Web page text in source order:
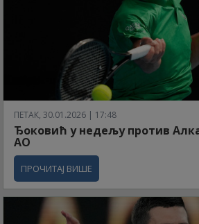
ПЕТАК, 30.01.2026 | 17:48
Ђоковић у недељу против
АО
ПРОЧИТАЈ ВИШЕ